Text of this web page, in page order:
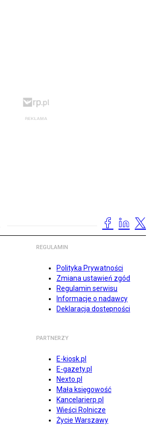
REGULAMIN
Polityka Prywatności
Zmiana ustawień zgód
Regulamin serwisu
Informacje o nadawcy
Deklaracja dostępności
PARTNERZY
E-kiosk.pl
E-gazety.pl
Nexto.pl
Mała księgowość
Kancelarierp.pl
Wieści Rolnicze
Życie Warszawy